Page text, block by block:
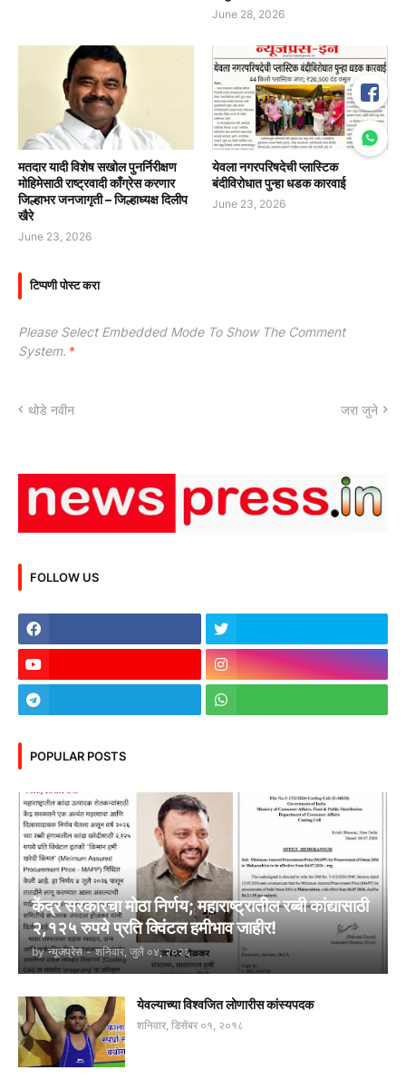
June 28, 2026
मतदार यादी विशेष सखोल पुनर्निरीक्षण
मोहिमेसाठी राष्ट्रवादी काँग्रेस करणार
जिल्हाभर जनजागृती – जिल्हाध्यक्ष दिलीप
खैरे
June 23, 2026
येवला नगरपरिषदेची प्लास्टिक
बंदीविरोधात पुन्हा धडक कारवाई
June 23, 2026
टिप्पणी पोस्ट करा
Please Select Embedded Mode To Show The Comment
System. *
थोडे नवीन जरा जुने
FOLLOW US
POPULAR POSTS
केंद्र सरकारचा मोठा निर्णय; महाराष्ट्रातील रब्बी कांद्यासाठी
२,१२५ रुपये प्रति क्विंटल हमीभाव जाहीर!
by न्यूजप्रेस - शनिवार, जुलै ०४, २०२६
येवल्याच्या विश्वजित लोणारीस कांस्यपदक
शनिवार, डिसेंबर ०१, २०१८